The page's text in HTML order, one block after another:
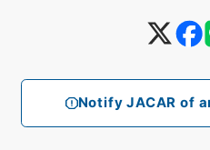
Notify JACAR of